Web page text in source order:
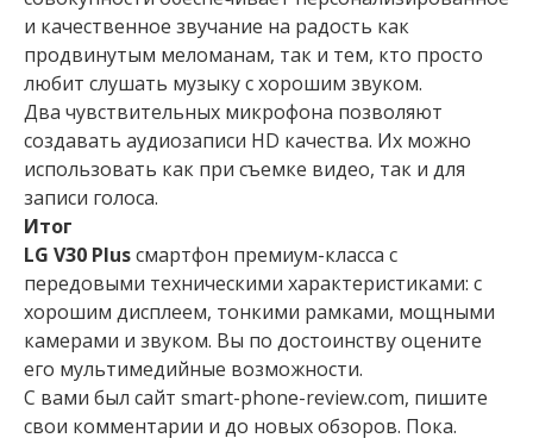
и качественное звучание на радость как
продвинутым меломанам, так и тем, кто просто
любит слушать музыку с хорошим звуком.
Два чувствительных микрофона позволяют
создавать аудиозаписи HD качества. Их можно
использовать как при съемке видео, так и для
записи голоса.
Итог
LG V30 Plusсмартфон премиум-класса с
передовыми техническими характеристиками: с
хорошим дисплеем, тонкими рамками, мощными
камерами и звуком. Вы по достоинству оцените
его мультимедийные возможности.
С вами был сайт smart-phone-review.com, пишите
свои комментарии и до новых обзоров. Пока.